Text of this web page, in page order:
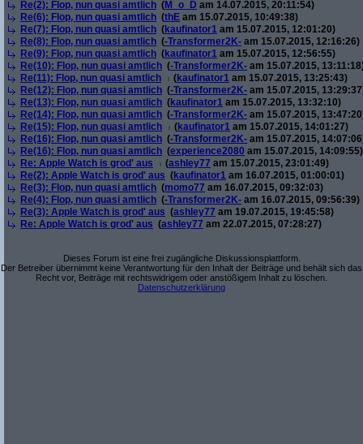
Re(2): Flop, nun quasi amtlich (M_o_D am 14.07.2015, 20:11:54)
Re(6): Flop, nun quasi amtlich (thE am 15.07.2015, 10:49:38)
Re(7): Flop, nun quasi amtlich (kaufinator1 am 15.07.2015, 12:01:20)
Re(8): Flop, nun quasi amtlich (-Transformer2K- am 15.07.2015, 12:16:26)
Re(9): Flop, nun quasi amtlich (kaufinator1 am 15.07.2015, 12:56:55)
Re(10): Flop, nun quasi amtlich (-Transformer2K- am 15.07.2015,
Re(11): Flop, nun quasi amtlich
(kaufinator1 am 15.07.2015, 13:25:43)
Re(12): Flop, nun quasi amtlich (-Transformer2K- am 15.07.2015,
Re(13): Flop, nun quasi amtlich (kaufinator1 am 15.07.2015, 13:32:10)
Re(14): Flop, nun quasi amtlich (-Transformer2K- am 15.07.2015,
Re(15): Flop, nun quasi amtlich
(kaufinator1 am 15.07.2015, 14:01:27)
Re(16): Flop, nun quasi amtlich (-Transformer2K- am 15.07.2015,
Re(16): Flop, nun quasi amtlich (experience2080 am 15.07.2015, 14:09:55)
Re: Apple Watch is grod' aus
(ashley77 am 15.07.2015, 23:01:49)
Re(2): Apple Watch is grod' aus (kaufinator1 am 16.07.2015, 01:00:01)
Re(3): Flop, nun quasi amtlich (momo77 am 16.07.2015, 09:32:03)
Re(4): Flop, nun quasi amtlich (-Transformer2K- am 16.07.2015, 09:56:39)
Re(3): Apple Watch is grod' aus (ashley77 am 19.07.2015, 19:45:58)
Re: Apple Watch is grod' aus (ashley77 am 22.07.2015, 07:28:27)
Dieses Forum ist eine frei zugängliche Diskussionsplattform.
Der Betreiber übernimmt keine Verantwortung für den Inhalt der Beiträge und behält sich das
Recht vor, Beiträge mit rechtswidrigem oder anstößigem Inhalt zu löschen.
Datenschutzerklärung